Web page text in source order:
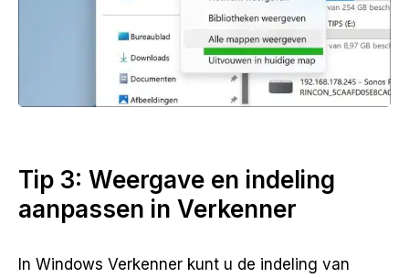
Tip 3: Weergave en indeling
aanpassen in Verkenner
In Windows Verkenner kunt u de indeling van